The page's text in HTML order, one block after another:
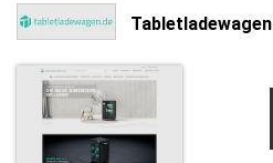
Tabletladewagen